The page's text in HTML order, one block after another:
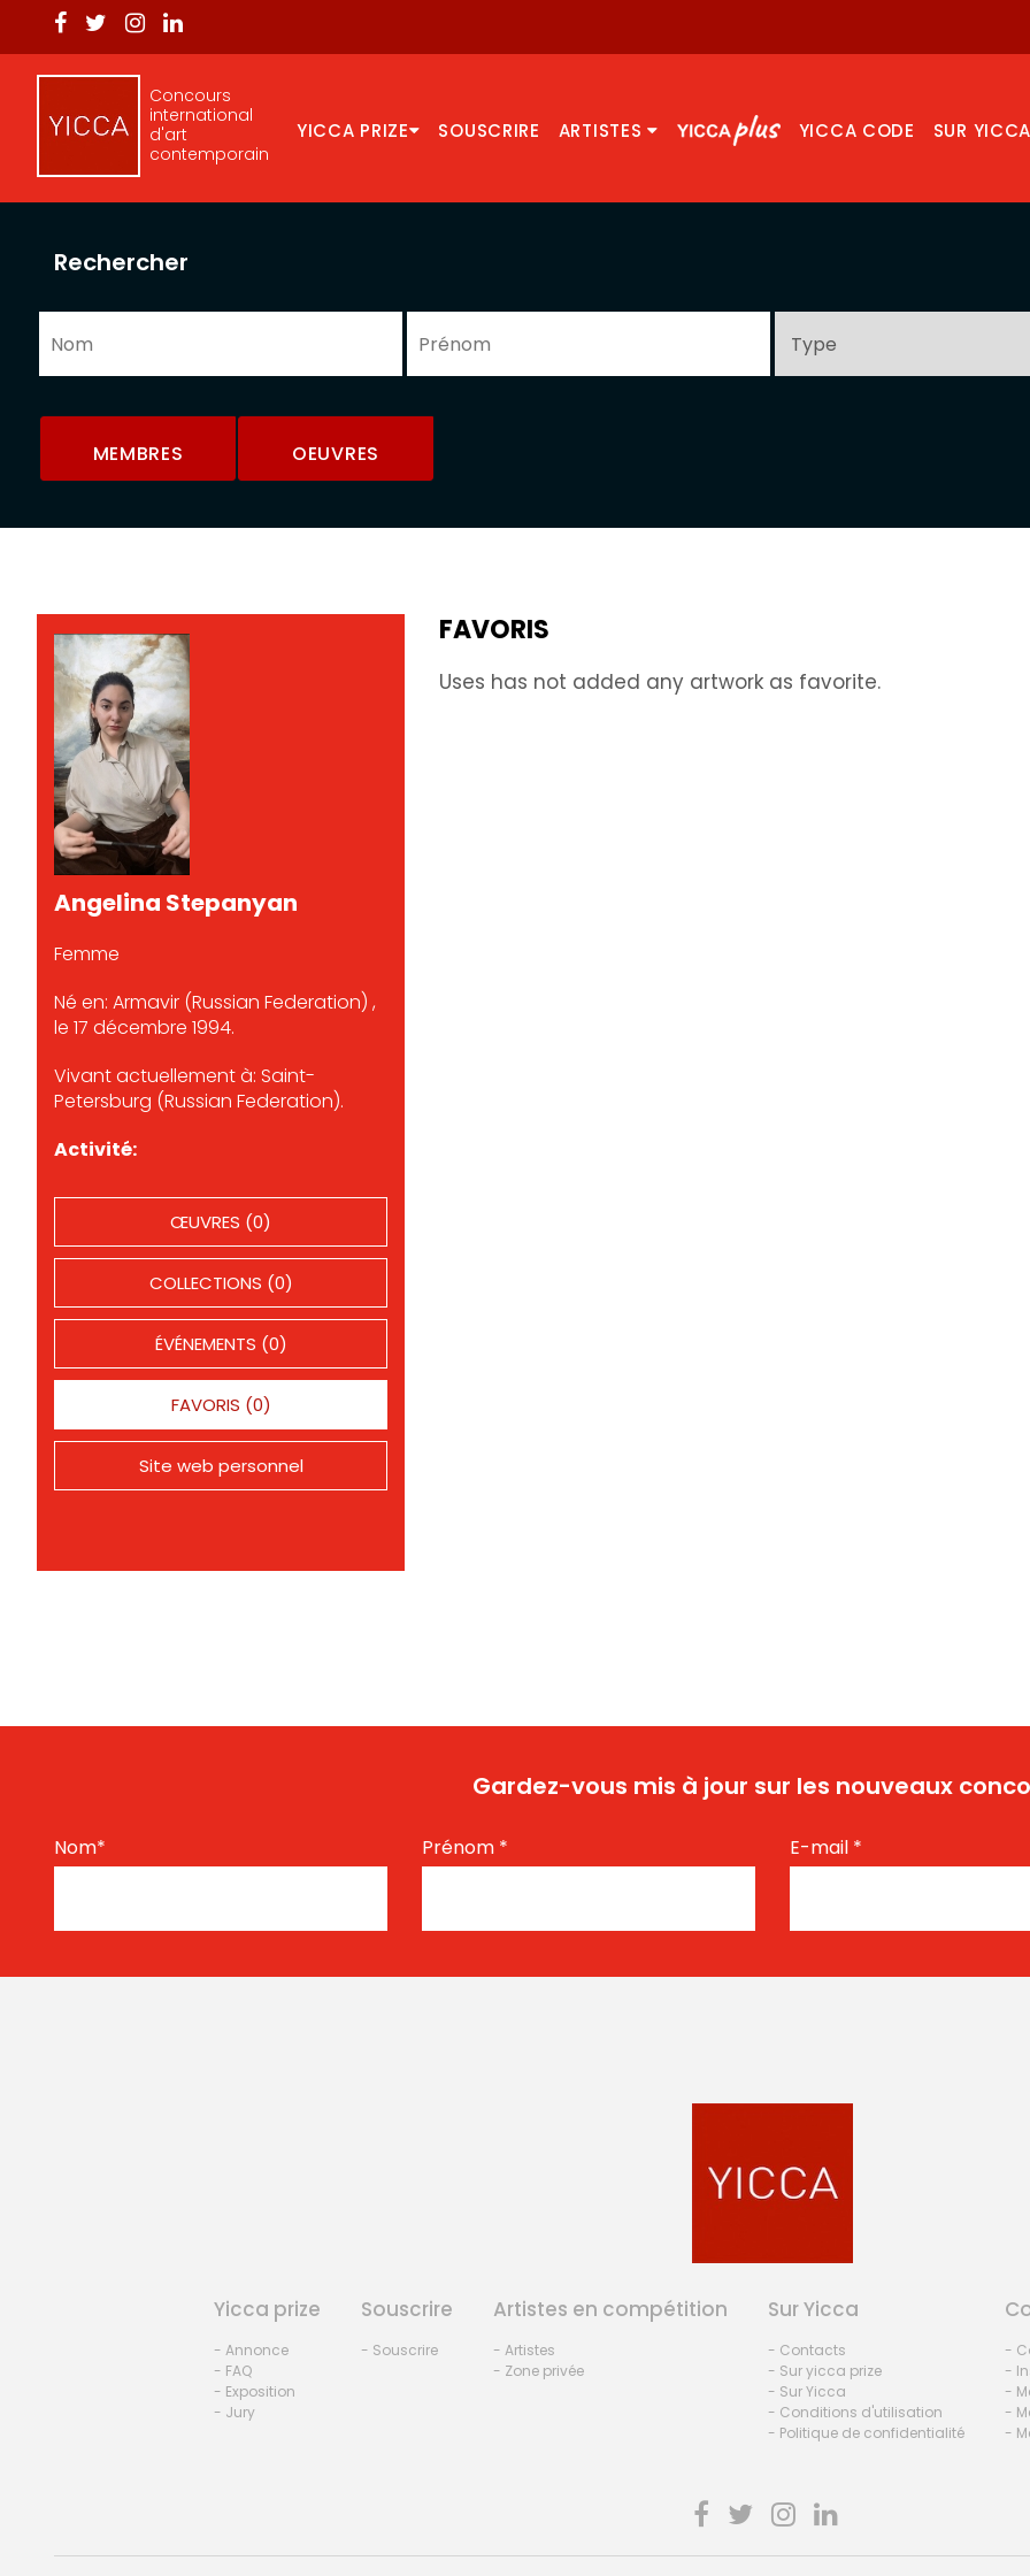
Concours
international
d'art
contemporain
YICCA PRIZE SOUSCRIRE ARTISTES YICCA CODE SUR
Rechercher
MEMBRES OEUVRES
Angelina Stepanyan
Femme
Né en: Armavir (Russian Federation) ,
le 17 décembre 1994.
Vivant actuellement à: Saint-
Petersburg (Russian Federation).
Activité:
ŒUVRES (0)
COLLECTIONS (0)
ÉVÉNEMENTS (0)
FAVORIS (0)
Site web personnel
FAVORIS
Uses has not added any artwork as favorite.
Gardez-vous mis à jour sur les nouveaux
Nom* Prénom * E-mail *
Yicca prize
- Annonce
- FAQ
- Exposition
- Jury
Souscrire
- Souscrire
Artistes en compétition
- Artistes
- Zone privée
Sur Yicca
- Contacts
- Sur yicca prize
- Sur Yicca
- Conditions d'utilisation
- Politique de confidentialité
-
-
-
-
-